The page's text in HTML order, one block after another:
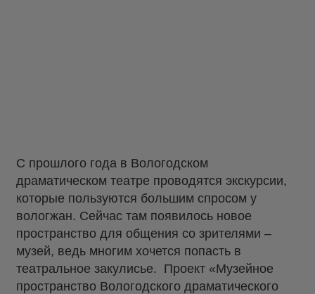
С прошлого года в Вологодском
драматическом театре проводятся экскурсии,
которые пользуются большим спросом у
вологжан. Сейчас там появилось новое
пространство для общения со зрителями –
музей, ведь многим хочется попасть в
театральное закулисье. Проект «Музейное
пространство Вологодского драматического